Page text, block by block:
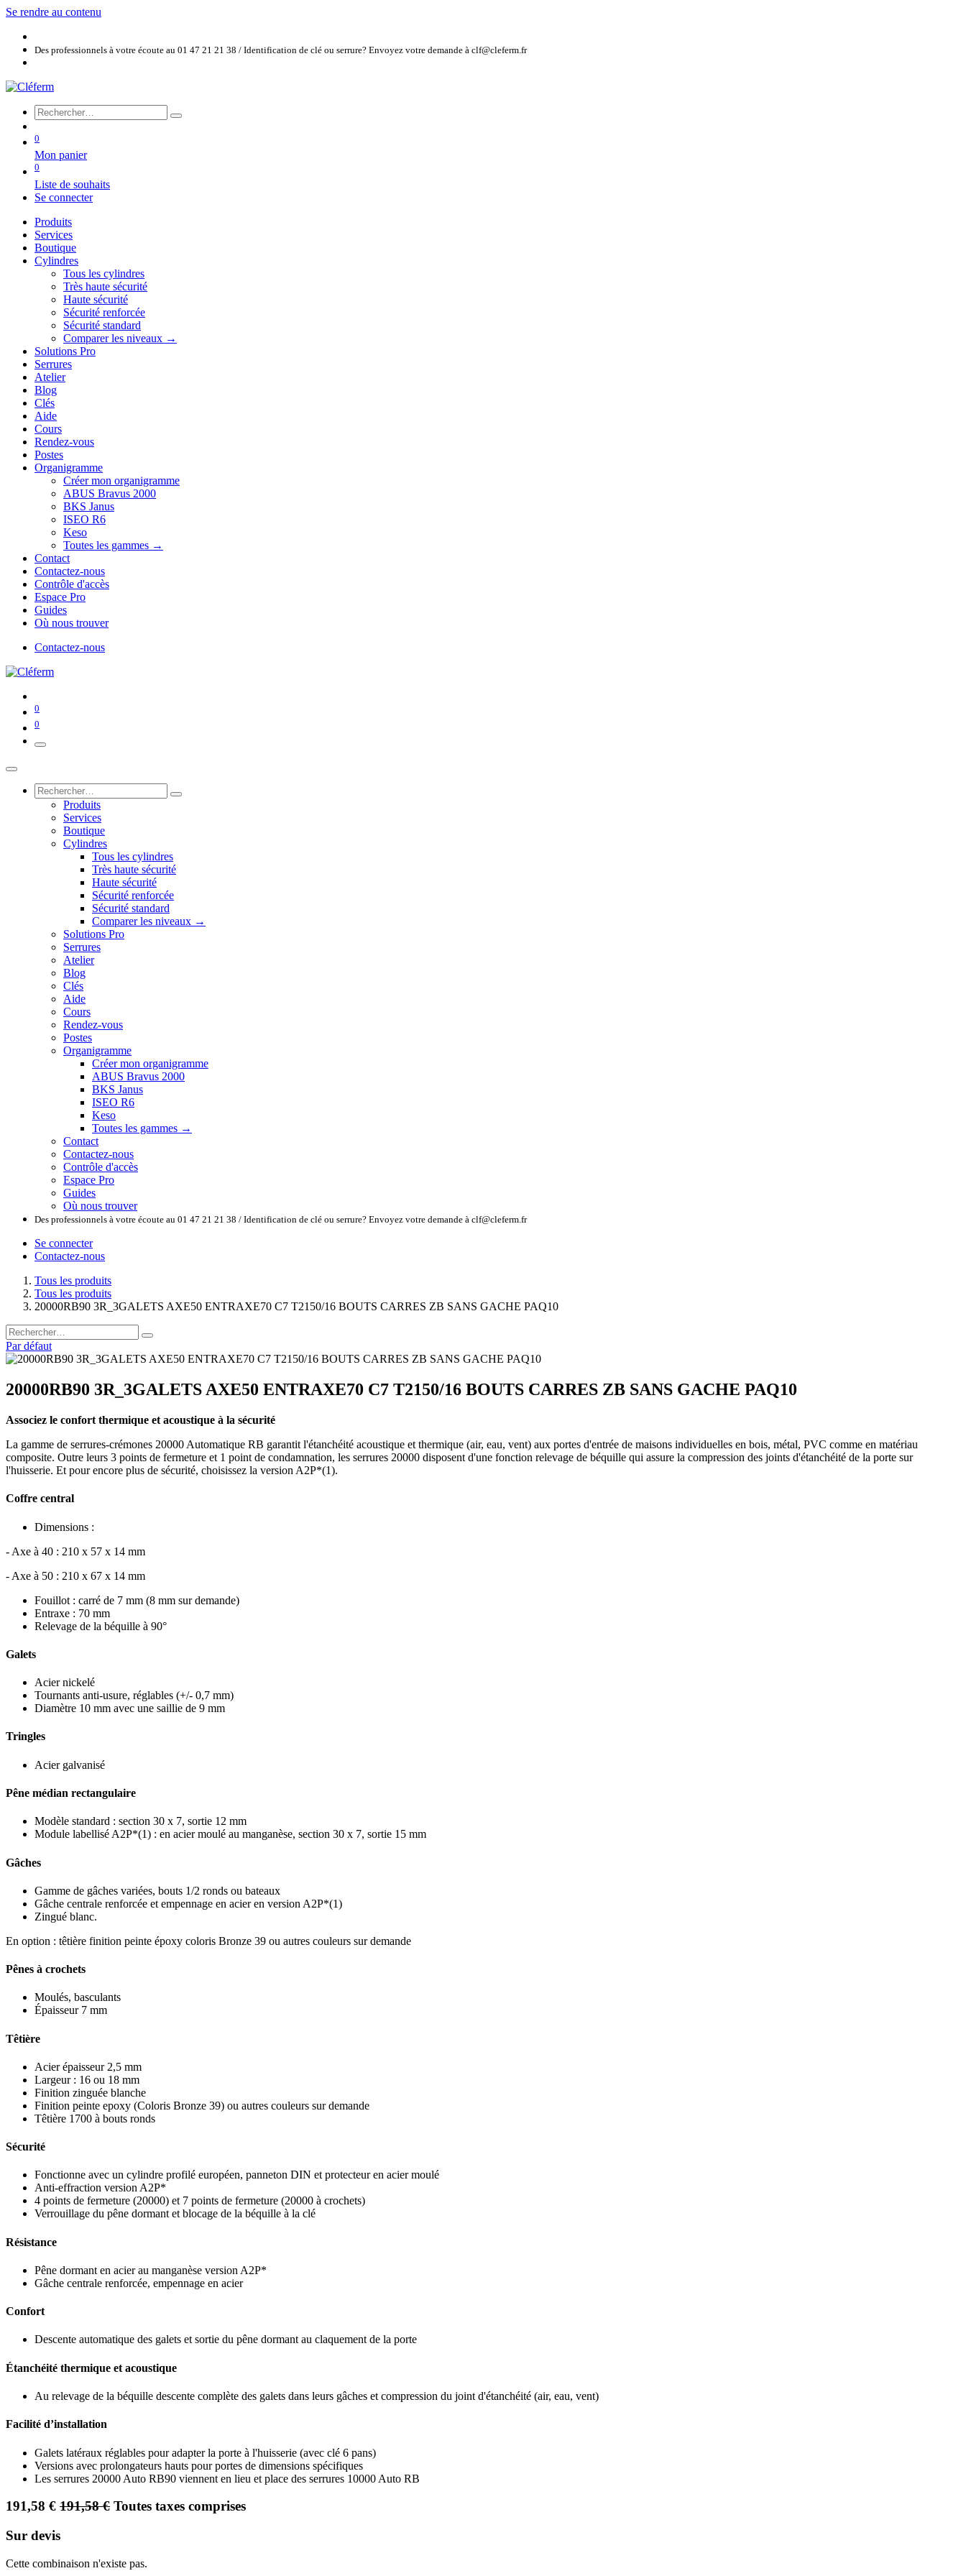
Se rendre au contenu
Des professionnels à votre écoute au 01 47 21 21 38 / Identification de clé ou serrure? Envoyez votre demande à clf@cleferm.fr
0
Mon panier
0
Liste de souhaits
Se connecter
Produits
Services
Boutique
Cylindres
Tous les cylindres
Très haute sécurité
Haute sécurité
Sécurité renforcée
Sécurité standard
Comparer les niveaux →
Solutions Pro
Serrures
Atelier
Blog
Clés
Aide
Cours
Rendez-vous
Postes
Organigramme
Créer mon organigramme
ABUS Bravus 2000
BKS Janus
ISEO R6
Keso
Toutes les gammes →
Contact
Contactez-nous
Contrôle d'accès
Espace Pro
Guides
Où nous trouver
Contactez-nous
0
0
Produits
Services
Boutique
Cylindres
Tous les cylindres
Très haute sécurité
Haute sécurité
Sécurité renforcée
Sécurité standard
Comparer les niveaux →
Solutions Pro
Serrures
Atelier
Blog
Clés
Aide
Cours
Rendez-vous
Postes
Organigramme
Créer mon organigramme
ABUS Bravus 2000
BKS Janus
ISEO R6
Keso
Toutes les gammes →
Contact
Contactez-nous
Contrôle d'accès
Espace Pro
Guides
Où nous trouver
Des professionnels à votre écoute au 01 47 21 21 38 / Identification de clé ou serrure? Envoyez votre demande à clf@cleferm.fr
Se connecter
Contactez-nous
Tous les produits
Tous les produits
20000RB90 3R_3GALETS AXE50 ENTRAXE70 C7 T2150/16 BOUTS CARRES ZB SANS GACHE PAQ10
Par défaut
20000RB90 3R_3GALETS AXE50 ENTRAXE70 C7 T2150/16 BOUTS CARRES ZB SANS GACHE PAQ10
Associez le confort thermique et acoustique à la sécurité
La gamme de serrures-crémones 20000 Automatique RB garantit l'étanchéité acoustique et thermique (air, eau, vent) aux portes d'entrée de maisons individuelles en bois, métal, PVC comme en matériau
composite. Outre leurs 3 points de fermeture et 1 point de condamnation, les serrures 20000 disposent d'une fonction relevage de béquille qui assure la compression des joints d'étanchéité de la porte sur
l'huisserie. Et pour encore plus de sécurité, choisissez la version A2P*(1).
Coffre central
Dimensions :
- Axe à 40 : 210 x 57 x 14 mm
- Axe à 50 : 210 x 67 x 14 mm
Fouillot : carré de 7 mm (8 mm sur demande)
Entraxe : 70 mm
Relevage de la béquille à 90°
Galets
Acier nickelé
Tournants anti-usure, réglables (+/- 0,7 mm)
Diamètre 10 mm avec une saillie de 9 mm
Tringles
Acier galvanisé
Pêne médian rectangulaire
Modèle standard : section 30 x 7, sortie 12 mm
Module labellisé A2P*(1) : en acier moulé au manganèse, section 30 x 7, sortie 15 mm
Gâches
Gamme de gâches variées, bouts 1/2 ronds ou bateaux
Gâche centrale renforcée et empennage en acier en version A2P*(1)
Zingué blanc.
En option : têtière finition peinte époxy coloris Bronze 39 ou autres couleurs sur demande
Pênes à crochets
Moulés, basculants
Épaisseur 7 mm
Têtière
Acier épaisseur 2,5 mm
Largeur : 16 ou 18 mm
Finition zinguée blanche
Finition peinte epoxy (Coloris Bronze 39) ou autres couleurs sur demande
Têtière 1700 à bouts ronds
Sécurité
Fonctionne avec un cylindre profilé européen, panneton DIN et protecteur en acier moulé
Anti-effraction version A2P*
4 points de fermeture (20000) et 7 points de fermeture (20000 à crochets)
Verrouillage du pêne dormant et blocage de la béquille à la clé
Résistance
Pêne dormant en acier au manganèse version A2P*
Gâche centrale renforcée, empennage en acier
Confort
Descente automatique des galets et sortie du pêne dormant au claquement de la porte
Étanchéité thermique et acoustique
Au relevage de la béquille descente complète des galets dans leurs gâches et compression du joint d'étanchéité (air, eau, vent)
Facilité d’installation
Galets latéraux réglables pour adapter la porte à l'huisserie (avec clé 6 pans)
Versions avec prolongateurs hauts pour portes de dimensions spécifiques
Les serrures 20000 Auto RB90 viennent en lieu et place des serrures 10000 Auto RB
191,58 € 191,58€ Toutes taxes comprises
Sur devis
Cette combinaison n'existe pas.